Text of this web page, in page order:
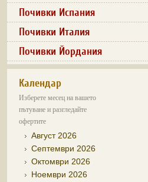
Почивки Испания
Почивки Италия
Почивки Йордания
Календар
Изберете месец на вашето
пътуване и разгледайте
офертите
Август 2026
Септември 2026
Октомври 2026
Ноември 2026